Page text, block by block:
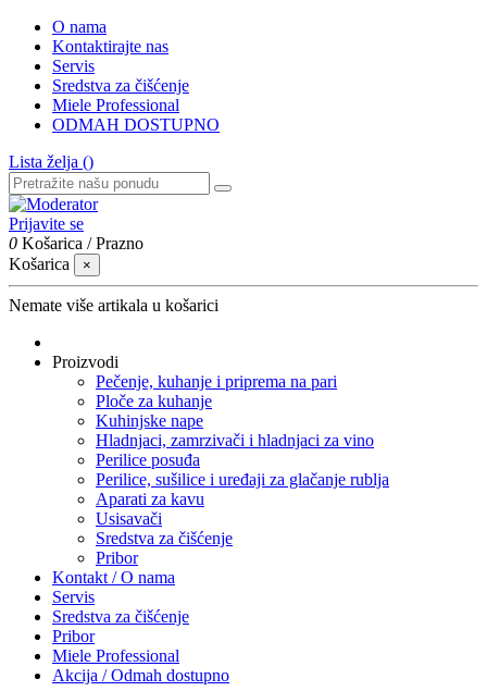
O nama
Kontaktirajte nas
Servis
Sredstva za čišćenje
Miele Professional
ODMAH DOSTUPNO
Lista želja ()
Prijavite se
0 Košarica /Prazno
Košarica
×
Nemate više artikala u košarici
Proizvodi
Pečenje, kuhanje i priprema na pari
Ploče za kuhanje
Kuhinjske nape
Hladnjaci, zamrzivači i hladnjaci za vino
Perilice posuđa
Perilice, sušilice i uređaji za glačanje rublja
Aparati za kavu
Usisavači
Sredstva za čišćenje
Pribor
Kontakt / O nama
Servis
Sredstva za čišćenje
Pribor
Miele Professional
Akcija / Odmah dostupno